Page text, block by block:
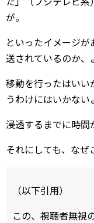
が。
といったイメージ
送されているのか、
移動を行ったはいい
うわけにはいかない
浸透するまでに時間
それにしても、なぜ
（以下引用）
この、視聴者無視